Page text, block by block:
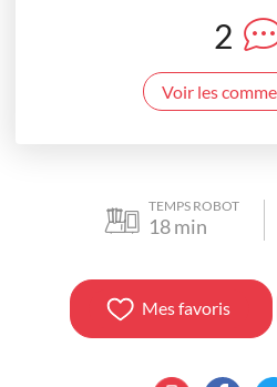
2
Voir les
TEMPS ROBOT
18min
Mes favoris